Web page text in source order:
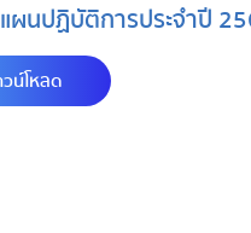
ผนปฏิบัติการประจำปี
น์โหลด